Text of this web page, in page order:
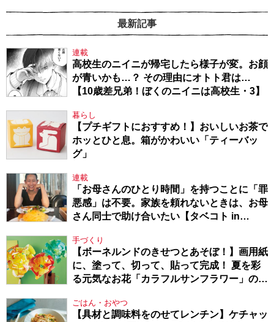
最新記事
連載
高校生のニイニが帰宅したら様子が変。お顔
が青いかも…？ その理由にオトト君は…
【10歳差兄弟！ぼくのニイニは高校生・3】
暮らし
【プチギフトにおすすめ！】おいしいお茶で
ホッとひと息。箱がかわいい「ティーバッ
グ」
連載
「お母さんのひとり時間」を持つことに「罪
悪感」は不要。家族を頼れないときは、お母
さん同士で助け合いたい【タベコト in
手づくり
【ボーネルンドのきせつとあそぼ！】画用紙
に、塗って、切って、貼って完成！ 夏を彩
る元気なお花「カラフルサンフラワー」の作
ごはん・おやつ
【具材と調味料をのせてレンチン】ケチャッ